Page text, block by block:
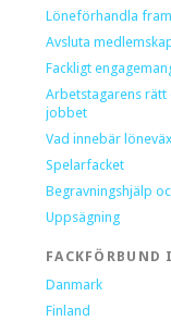
Löneförhandla
Avsluta
Fackligt
Arbetstagarens rätt
jobbet
Vad innebär
Spelarfacket
Begravningshjälp
Uppsägning
FACKFÖRBUND
Danmark
Finland